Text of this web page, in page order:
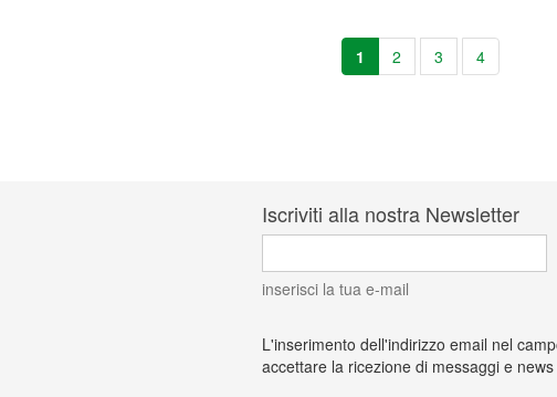
1 2 3 4
Iscriviti alla nostra Newsletter
inserisci la tua e-mail
L'inserimento dell'indirizzo email nel
accettare la ricezione di messaggi e